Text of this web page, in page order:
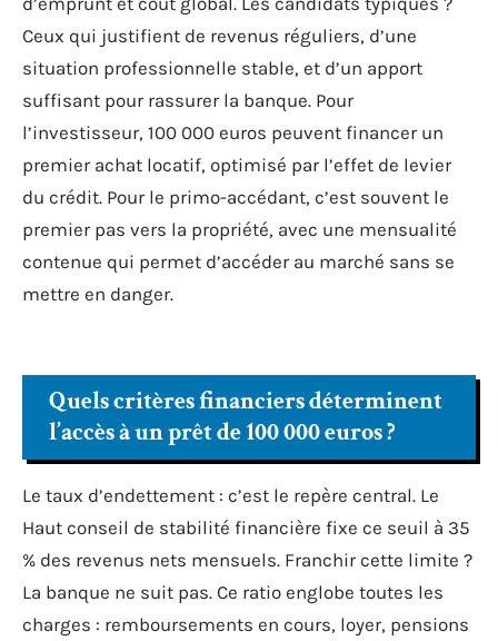
Ceux qui justifient de revenus réguliers, d’une
situation professionnelle stable, et d’un apport
suffisant pour rassurer la banque. Pour
l’investisseur, 100 000 euros peuvent financer un
premier achat locatif, optimisé par l’effet de levier
du crédit. Pour le primo-accédant, c’est souvent le
premier pas vers la propriété, avec une mensualité
contenue qui permet d’accéder au marché sans se
mettre en danger.
Quels critères financiers déterminent
l’accès à un prêt de 100 000 euros ?
Le taux d’endettement : c’est le repère central. Le
Haut conseil de stabilité financière fixe ce seuil à 35
% des revenus nets mensuels. Franchir cette limite ?
La banque ne suit pas. Ce ratio englobe toutes les
charges : remboursements en cours, loyer, pensions